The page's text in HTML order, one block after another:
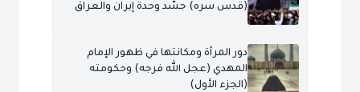
(قدس سره) جسّد وحدة إيران والعراق
دور المرأة ومكانتها في ظهور الإمام
المهدي (عجل الله فرجه) وحكومته
(الجزء الأول)